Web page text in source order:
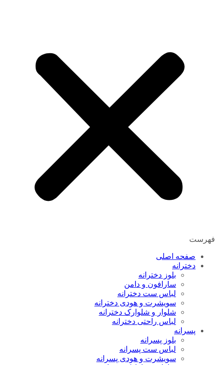
فهرست
صفحه اصلی
دخترانه
بلوز دخترانه
سارافون و دامن
لباس ست دخترانه
سویشرت و هودی دخترانه
شلوار و شلوارک دخترانه
لباس راحتی دخترانه
پسرانه
بلوز پسرانه
لباس ست پسرانه
سویشرت و هودی پسرانه